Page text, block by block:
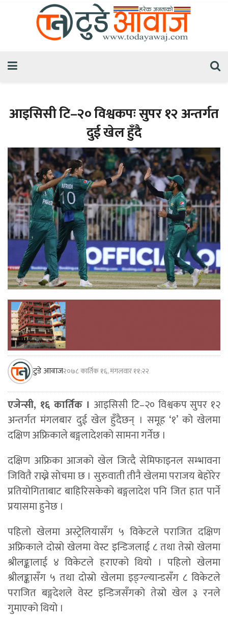
आइसिसी टि–२० विश्वकपः सुपर १२ अन्तर्गत
दुई खेल हुँदै
टुडे आवाज२०७८ कार्तिक १६, मंगलवार ११:२२
एजेन्सी, १६ कार्तिक । आइसिसी टि–२० विश्वकप सुपर १२
अन्तर्गत मंगलबार दुई खेल हुँदैछन् । समूह ‘१’ को खेलमा
दक्षिण अफ्रिकाले बङ्गलादेशको सामना गर्नेछ ।
दक्षिण अफ्रिका आजको खेल जित्दै सेमिफाइनल सम्भावना
जिवितै राख्ने सोचमा छ । सुरुवाती तीनै खेलमा पराजय बेहोरेर
प्रतियोगिताबाट बाहिरिसकेको बङ्गलादेश पनि जित हात पार्ने
प्रयासमा हुनेछ ।
पहिलो खेलमा अस्ट्रेलियासँग ५ विकेटले पराजित दक्षिण
अफ्रिकाले दोस्रो खेलमा वेस्ट इन्डिजलाई ८ तथा तेस्रो खेलमा
श्रीलङ्कालाई ४ विकेटले हराएको थियो । पहिलो खेलमा
श्रीलङ्कासँग ५ तथा दोस्रो खेलमा इङ्ग्ल्यान्डसँग ८ विकेटले
पराजित बङ्गदेशले वेस्ट इन्डिजसँगको तेस्रो खेल ३ रनले
गुमाएको थियो ।